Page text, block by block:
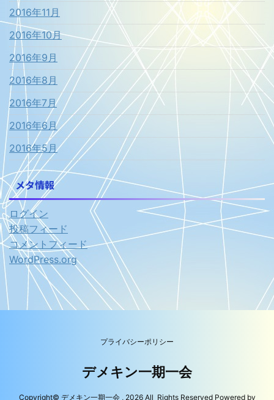
2016年11月
2016年10月
2016年9月
2016年8月
2016年7月
2016年6月
2016年5月
メタ情報
ログイン
投稿フィード
コメントフィード
WordPress.org
プライバシーポリシー
デメキン一期一会
Copyright© デメキン一期一会 , 2026 All Rights Reserved Powered by